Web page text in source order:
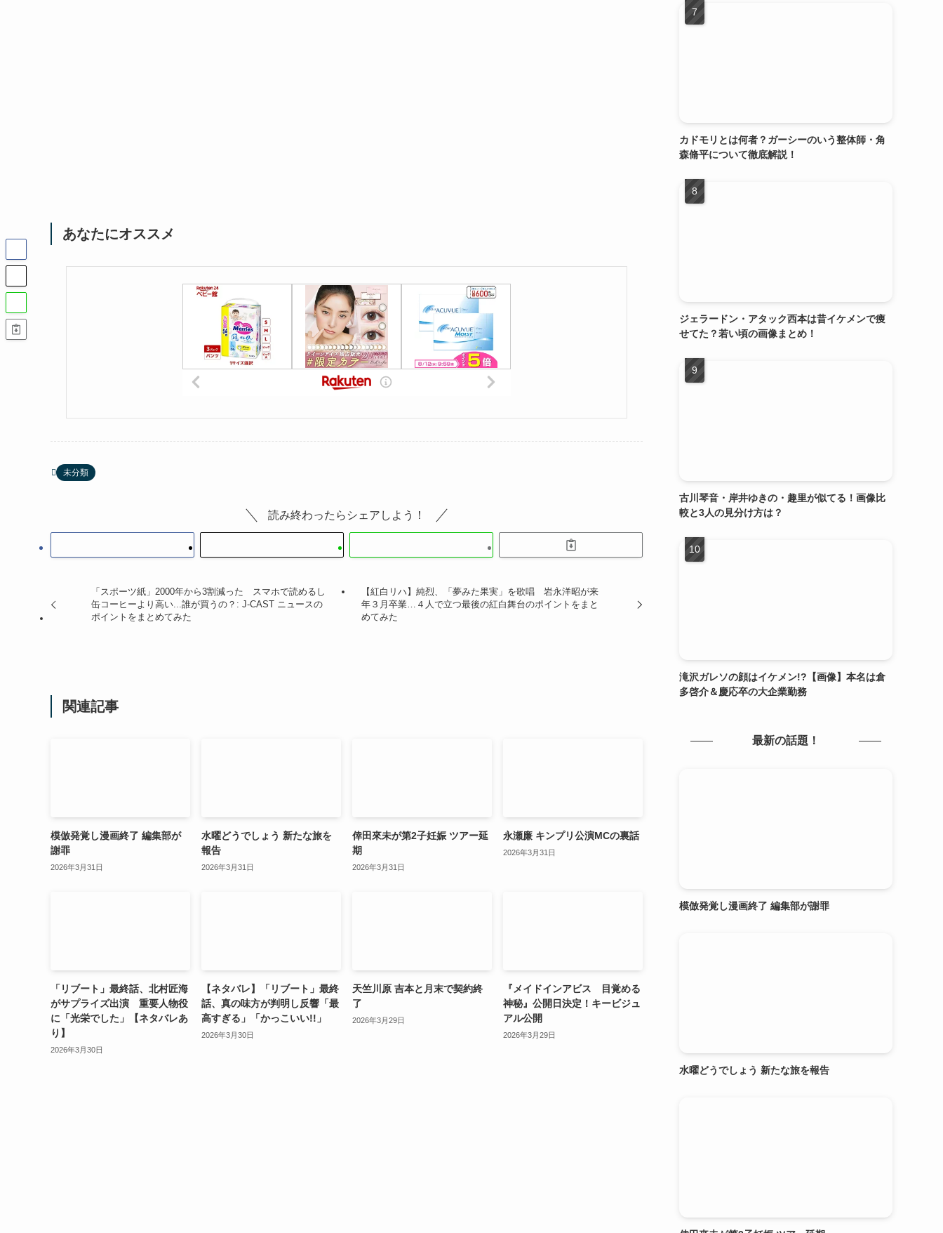
あなたにオススメ
未分類
読み終わったらシェアしよう！
「スポーツ紙」2000年から3割減った スマホで読めるし
缶コーヒーより高い...誰が買うの？: J-CAST ニュースの
ポイントをまとめてみた
【紅白リハ】純烈、「夢みた果実」を歌唱 岩永洋昭が来
年３月卒業…４人で立つ最後の紅白舞台のポイントをまと
めてみた
関連記事
模倣発覚し漫画終了 編集部が
謝罪
2026年3月31日
水曜どうでしょう 新たな旅を
報告
2026年3月31日
倖田來未が第2子妊娠 ツアー延
期
2026年3月31日
永瀬廉 キンプリ公演MCの裏話
2026年3月31日
「リブート」最終話、北村匠海
がサプライズ出演 重要人物役
に「光栄でした」【ネタバレあ
り】
2026年3月30日
【ネタバレ】「リブート」最終
話、真の味方が判明し反響「最
高すぎる」「かっこいい!!」
2026年3月30日
天竺川原 吉本と月末で契約終
了
2026年3月29日
『メイドインアビス 目覚める
神秘』公開日決定！キービジュ
アル公開
2026年3月29日
カドモリとは何者？ガーシーのいう整体師・角
森脩平について徹底解説！
ジェラードン・アタック西本は昔イケメンで痩
せてた？若い頃の画像まとめ！
古川琴音・岸井ゆきの・趣里が似てる！画像比
較と3人の見分け方は？
滝沢ガレソの顔はイケメン!?【画像】本名は倉
多啓介＆慶応卒の大企業勤務
最新の話題！
模倣発覚し漫画終了 編集部が謝罪
水曜どうでしょう 新たな旅を報告